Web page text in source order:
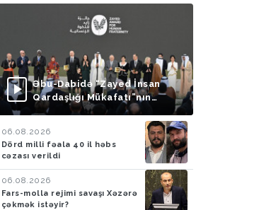
FHN: Bu il qeyri-çimərlik
Hadisə 03.08.2026
Azad edilmiş
Əbu-Dabidə “Zayed İnsan
Qardaşlığı Mükafatı”nın
təqdimolunma mərasimi
06.08.2026
Dörd milli fəala 40 il həbs
cəzası verildi
06.08.2026
Fars-molla rejimi savaşı Xəzərə
çəkmək istəyir?